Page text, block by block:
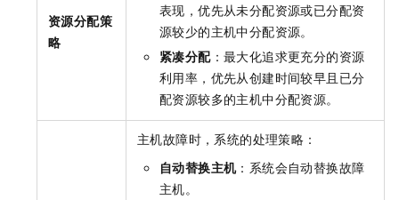
资源分配策
略
表现，优先从未分配资源或已分配资
源较少的主机中分配资源。
紧凑分配：最大化追求更充分的资源
利用率，优先从创建时间较早且已分
配资源较多的主机中分配资源。
主机故障时，系统的处理策略：
自动替换主机：系统会自动替换故障
主机。